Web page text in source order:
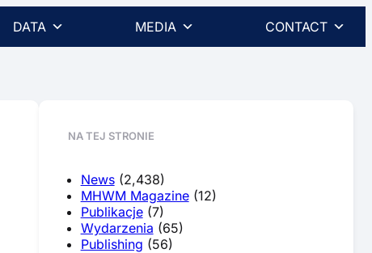
DATA MEDIA CONTACT
NA TEJ STRONIE
News(2,438)
MHWM Magazine(12)
Publikacje(7)
Wydarzenia (65)
Publishing (56)